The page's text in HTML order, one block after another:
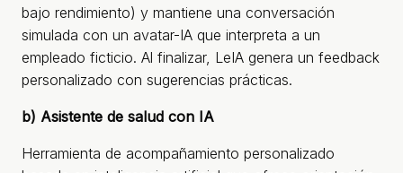
bajo rendimiento) y mantiene una conversación
simulada con un avatar-IA que interpreta a un
empleado ficticio. Al finalizar, LeIA genera un feedback
personalizado con sugerencias prácticas.
b) Asistente de salud con IA
Herramienta de acompañamiento personalizado